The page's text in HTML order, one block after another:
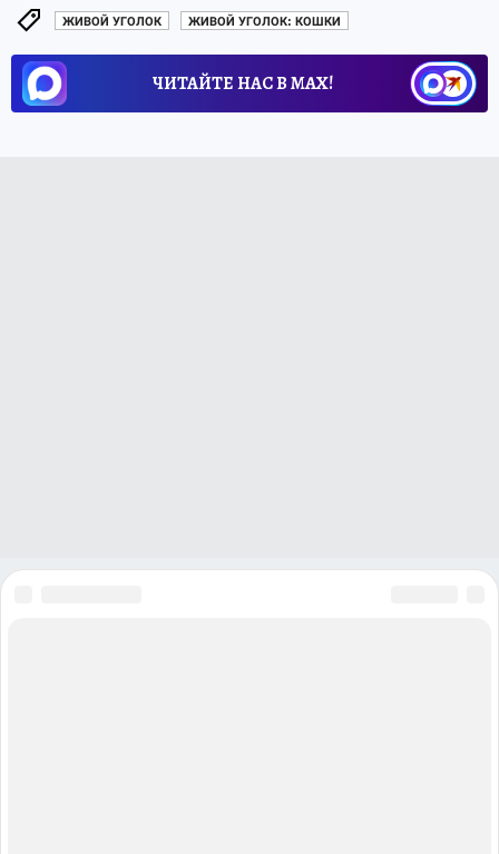
ЖИВОЙ УГОЛОК ЖИВОЙ УГОЛОК: КОШКИ
ЧИТАЙТЕ НАС В МАХ!